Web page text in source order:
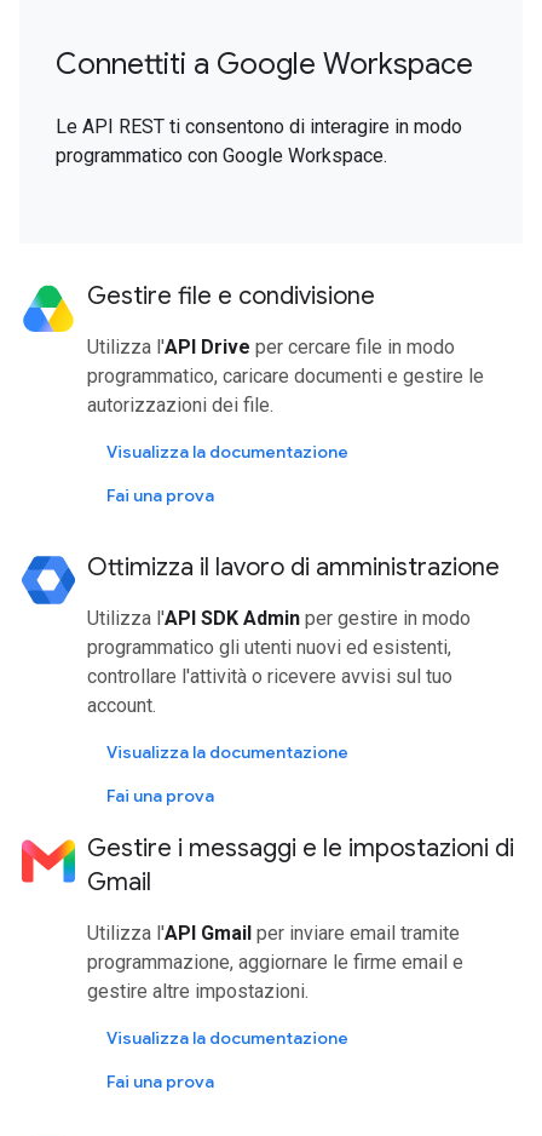
Connettiti a Google Workspace
Le API REST ti consentono di interagire in modo
programmatico con Google Workspace.
Gestire file e condivisione
Utilizza l'API Drive per cercare file in modo
programmatico, caricare documenti e gestire le
autorizzazioni dei file.
Visualizza la documentazione
Fai una prova
Ottimizza il lavoro di amministrazione
Utilizza l'API SDK Admin per gestire in modo
programmatico gli utenti nuovi ed esistenti,
controllare l'attività o ricevere avvisi sul tuo
account.
Visualizza la documentazione
Fai una prova
Gestire i messaggi e le impostazioni di
Gmail
Utilizza l'API Gmail per inviare email tramite
programmazione, aggiornare le firme email e
gestire altre impostazioni.
Visualizza la documentazione
Fai una prova